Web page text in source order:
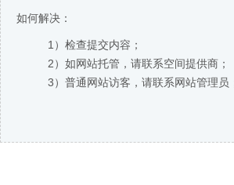
如何解决：
1）检查提交内容；
2）如网站托管，请联系空间提供商；
3）普通网站访客，请联系网站管理员